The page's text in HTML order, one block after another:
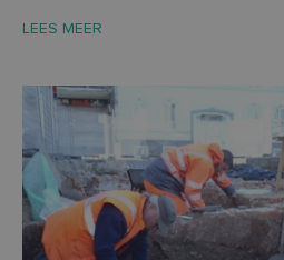
LEES MEER